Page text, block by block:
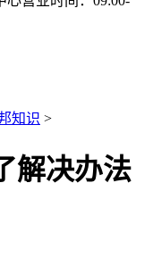
知识 >
解决办法